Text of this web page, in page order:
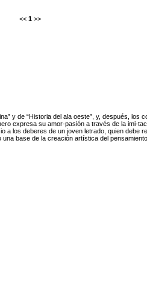
<< 1 >>
y de “Historia del ala oeste”, y, después,
expresa su amor-pasión a través de la imi-
los deberes de un joven letrado, quien
base de la creación artística del